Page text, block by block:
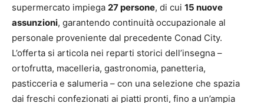
supermercato impiega 27 persone, di cui 15 nuove
assunzioni, garantendo continuità occupazionale al
personale proveniente dal precedente Conad City.
L’offerta si articola nei reparti storici dell’insegna –
ortofrutta, macelleria, gastronomia, panetteria,
pasticceria e salumeria – con una selezione che spazia
dai freschi confezionati ai piatti pronti, fino a un’ampia